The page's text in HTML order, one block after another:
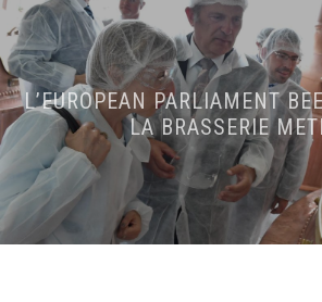
L’EUROPEAN PARLIAMENT
LA BRASSERIE